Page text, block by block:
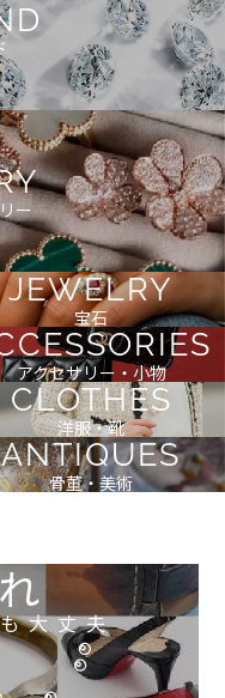
ー
JEWELRY
宝石
アクセサリー・小物
CLOTHES
洋服・靴
ANTIQUES
骨董・美術
大丈夫